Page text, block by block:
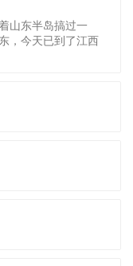
山东半岛搞过一
，今天已到了江西